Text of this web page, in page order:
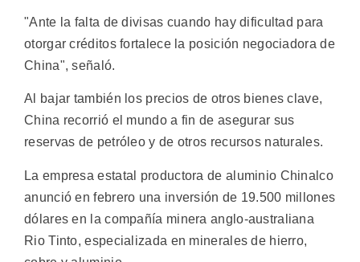
"Ante la falta de divisas cuando hay dificultad para
otorgar créditos fortalece la posición negociadora de
China", señaló.
Al bajar también los precios de otros bienes clave,
China recorrió el mundo a fin de asegurar sus
reservas de petróleo y de otros recursos naturales.
La empresa estatal productora de aluminio Chinalco
anunció en febrero una inversión de 19.500 millones
dólares en la compañía minera anglo-australiana
Rio Tinto, especializada en minerales de hierro,